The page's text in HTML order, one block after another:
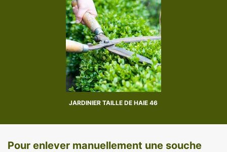
JARDINIER TAILLE DE HAIE 46
Pour enlever manuellement une souche